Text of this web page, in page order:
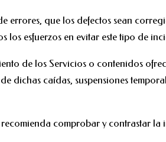
errores, que los defectos sean
esfuerzos en evitar este tipo de
de los Servicios o contenidos
dichas caídas, suspensiones
comprobar y contrastar